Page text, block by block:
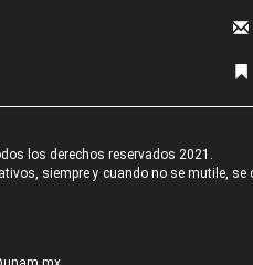
los derechos reservados 2021.
siempre y cuando no se mutile,